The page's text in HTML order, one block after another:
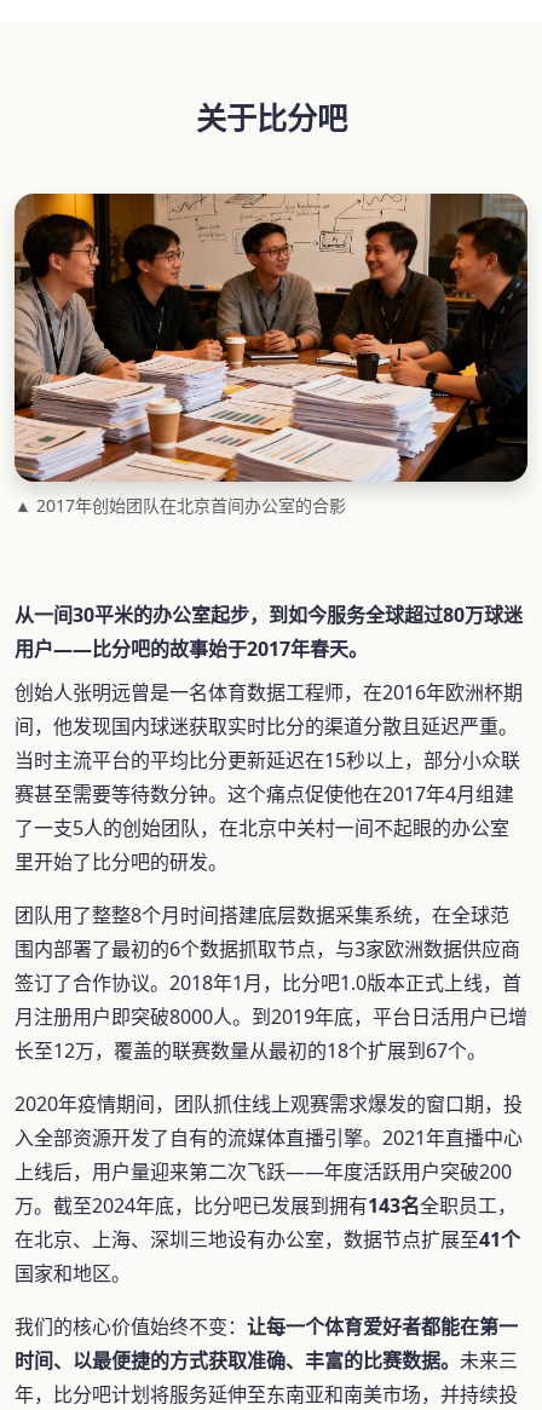
关于比分吧
▲ 2017年创始团队在北京首间办公室的合影
从一间30平米的办公室起步，到如今服务全球超过80万球迷
用户——比分吧的故事始于2017年春天。
创始人张明远曾是一名体育数据工程师，在2016年欧洲杯期
间，他发现国内球迷获取实时比分的渠道分散且延迟严重。
当时主流平台的平均比分更新延迟在15秒以上，部分小众联
赛甚至需要等待数分钟。这个痛点促使他在2017年4月组建
了一支5人的创始团队，在北京中关村一间不起眼的办公室
里开始了比分吧的研发。
团队用了整整8个月时间搭建底层数据采集系统，在全球范
围内部署了最初的6个数据抓取节点，与3家欧洲数据供应商
签订了合作协议。2018年1月，比分吧1.0版本正式上线，首
月注册用户即突破8000人。到2019年底，平台日活用户已增
长至12万，覆盖的联赛数量从最初的18个扩展到67个。
2020年疫情期间，团队抓住线上观赛需求爆发的窗口期，投
入全部资源开发了自有的流媒体直播引擎。2021年直播中心
上线后，用户量迎来第二次飞跃——年度活跃用户突破200
万。截至2024年底，比分吧已发展到拥有143名全职员工，
在北京、上海、深圳三地设有办公室，数据节点扩展至41个
国家和地区。
我们的核心价值始终不变： 让每一个体育爱好者都能在第一
时间、以最便捷的方式获取准确、丰富的比赛数据。 未来三
年，比分吧计划将服务延伸至东南亚和南美市场，并持续投